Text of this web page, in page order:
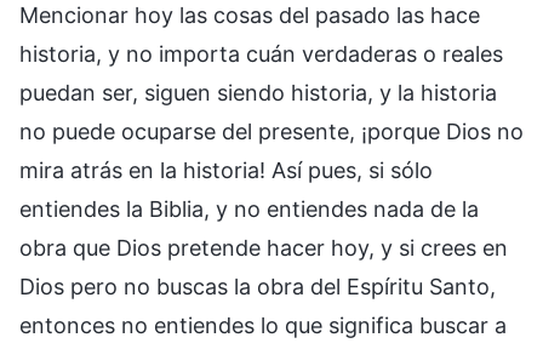
Mencionar hoy las cosas del pasado las hace
historia, y no importa cuán verdaderas o reales
puedan ser, siguen siendo historia, y la historia
no puede ocuparse del presente, ¡porque Dios no
mira atrás en la historia! Así pues, si sólo
entiendes la Biblia, y no entiendes nada de la
obra que Dios pretende hacer hoy, y si crees en
Dios pero no buscas la obra del Espíritu Santo,
entonces no entiendes lo que significa buscar a